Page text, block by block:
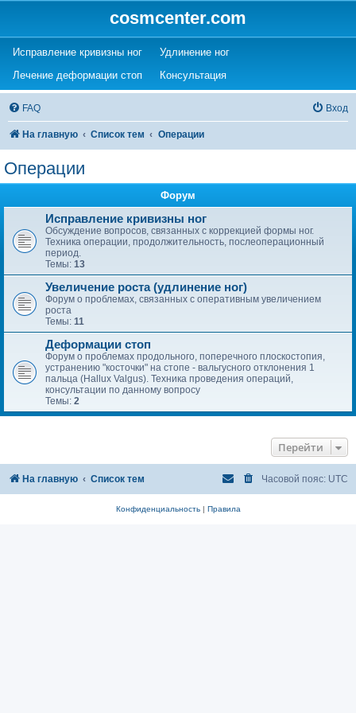
cosmcenter.com
Исправление кривизны ног(Opens a new tab)
Удлинение ног(Opens a new tab)
Лечение деформации стоп(Opens a new tab)
Консультация(Opens a new tab)
FAQ Вход
На главную Список тем Операции
Операции
Форум
Исправление кривизны ног
Обсуждение вопросов, связанных с коррекцией формы ног.
Техника операции, продолжительность, послеоперационный
период.
Темы: 13
Увеличение роста (удлинение ног)
Форум о проблемах, связанных с оперативным увеличением
роста
Темы: 11
Деформации стоп
Форум о проблемах продольного, поперечного плоскостопия,
устранению "косточки" на стопе - вальгусного отклонения 1
пальца (Hallux Valgus). Техника проведения операций,
консультации по данному вопросу
Темы: 2
Перейти
На главную Список тем Часовой пояс: UTC
Конфиденциальность| Правила